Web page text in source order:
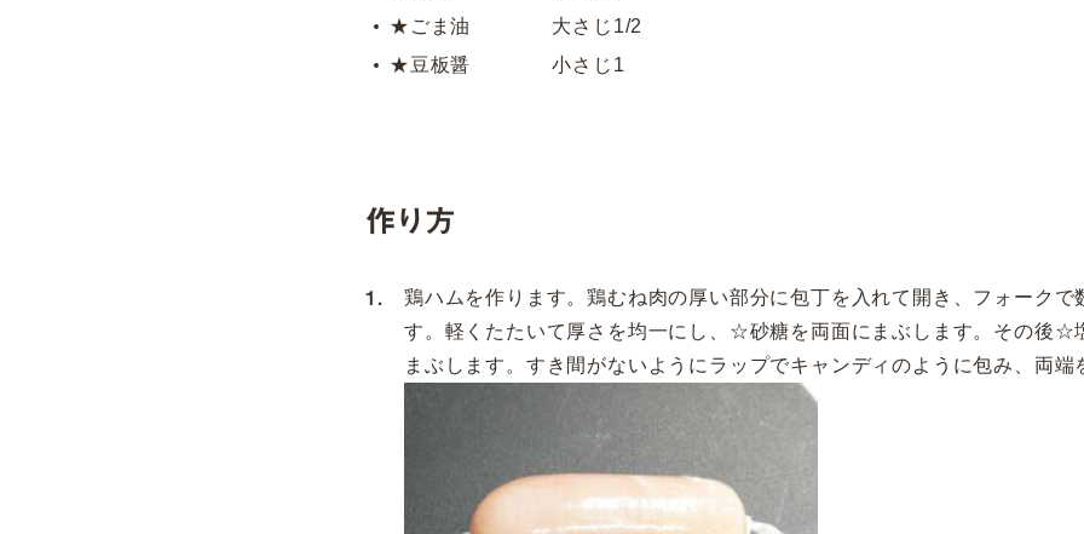
★ごま油 大さじ1/2
★豆板醤 小さじ1
作り方
鶏ハムを作ります。鶏むね肉の厚い部分に包丁を入れて開き、フォークで
す。軽くたたいて厚さを均一にし、☆砂糖を両面にまぶします。その後☆
まぶします。すき間がないようにラップでキャンディのように包み、両端